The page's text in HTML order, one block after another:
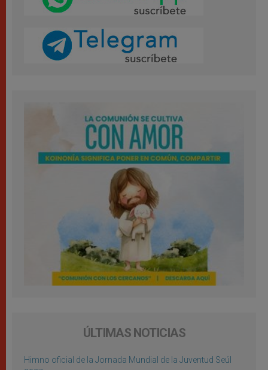
ÚLTIMAS NOTICIAS
Himno oficial de la Jornada Mundial de la Juventud Seúl